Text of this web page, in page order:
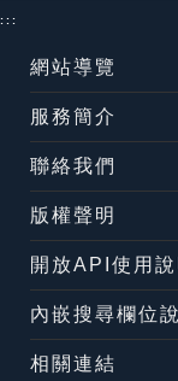
:::
網站導覽
服務簡介
聯絡我們
版權聲明
開放API使用說
內嵌搜尋欄位
相關連結